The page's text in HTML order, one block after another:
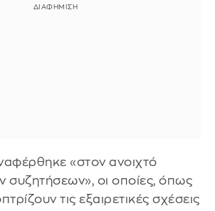
«στον ανοιχτό
συζητήσεων», οι οποίες, όπως
τις εξαιρετικές σχέσεις